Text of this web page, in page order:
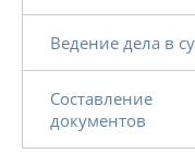
Ведение дела в
Составление
документов